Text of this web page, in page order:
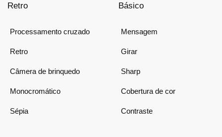
Retro
Processamento cruzado
Retro
Câmera de brinquedo
Monocromático
Sépia
Básico
Mensagem
Girar
Sharp
Cobertura de cor
Contraste